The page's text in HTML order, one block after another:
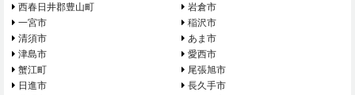
西春日井郡豊山町
岩倉市
一宮市
稲沢市
清須市
あま市
津島市
愛西市
蟹江町
尾張旭市
日進市
長久手市